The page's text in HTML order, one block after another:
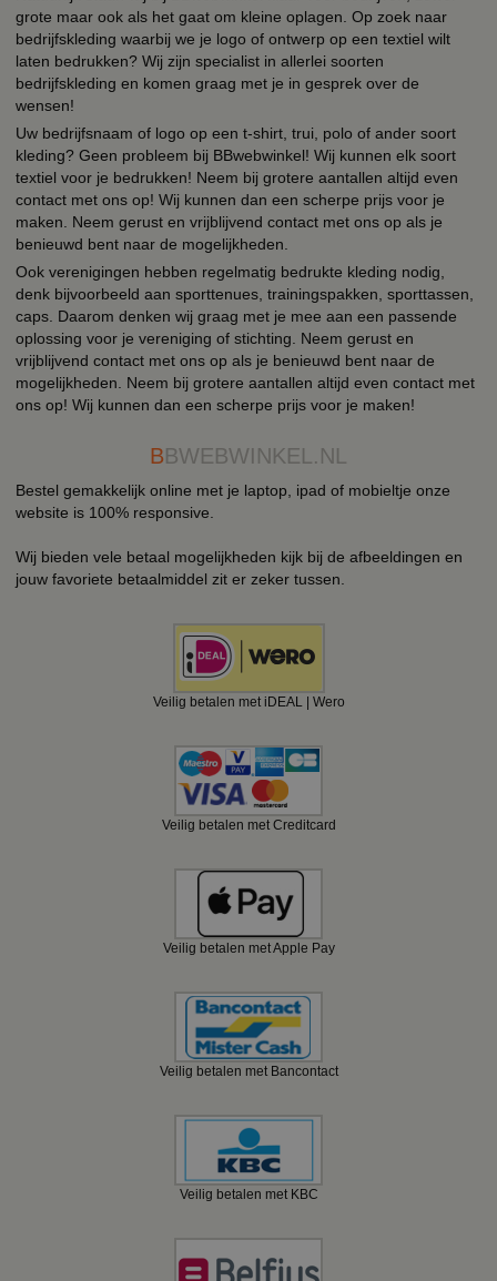
grote maar ook als het gaat om kleine oplagen. Op zoek naar
bedrijfskleding waarbij we je logo of ontwerp op een textiel wilt
laten bedrukken? Wij zijn specialist in allerlei soorten
bedrijfskleding en komen graag met je in gesprek over de
wensen!
Uw bedrijfsnaam of logo op een t-shirt, trui, polo of ander soort
kleding? Geen probleem bij BBwebwinkel! Wij kunnen elk soort
textiel voor je bedrukken! Neem bij grotere aantallen altijd even
contact met ons op! Wij kunnen dan een scherpe prijs voor je
maken. Neem gerust en vrijblijvend contact met ons op als je
benieuwd bent naar de mogelijkheden.
Ook verenigingen hebben regelmatig bedrukte kleding nodig,
denk bijvoorbeeld aan sporttenues, trainingspakken, sporttassen,
caps. Daarom denken wij graag met je mee aan een passende
oplossing voor je vereniging of stichting. Neem gerust en
vrijblijvend contact met ons op als je benieuwd bent naar de
mogelijkheden. Neem bij grotere aantallen altijd even contact met
ons op! Wij kunnen dan een scherpe prijs voor je maken!
BBWEBWINKEL.NL
Bestel gemakkelijk online met je laptop, ipad of mobieltje onze
website is 100% responsive.
Wij bieden vele betaal mogelijkheden kijk bij de afbeeldingen en
jouw favoriete betaalmiddel zit er zeker tussen.
Veilig betalen met iDEAL | Wero
Veilig betalen met Creditcard
Veilig betalen met Apple Pay
Veilig betalen met Bancontact
Veilig betalen met KBC